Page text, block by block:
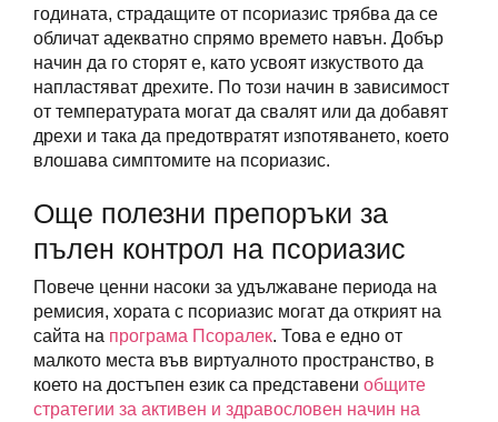
годината, страдащите от псориазис трябва да се
обличат адекватно спрямо времето навън. Добър
начин да го сторят е, като усвоят изкуството да
напластяват дрехите. По този начин в зависимост
от температурата могат да свалят или да добавят
дрехи и така да предотвратят изпотяването, което
влошава симптомите на псориазис.
Още полезни препоръки за
пълен контрол на псориазис
Повече ценни насоки за удължаване периода на
ремисия, хората с псориазис могат да открият на
сайта на програма Псоралек. Това е едно от
малкото места във виртуалното пространство, в
което на достъпен език са представени общите
стратегии за активен и здравословен начин на